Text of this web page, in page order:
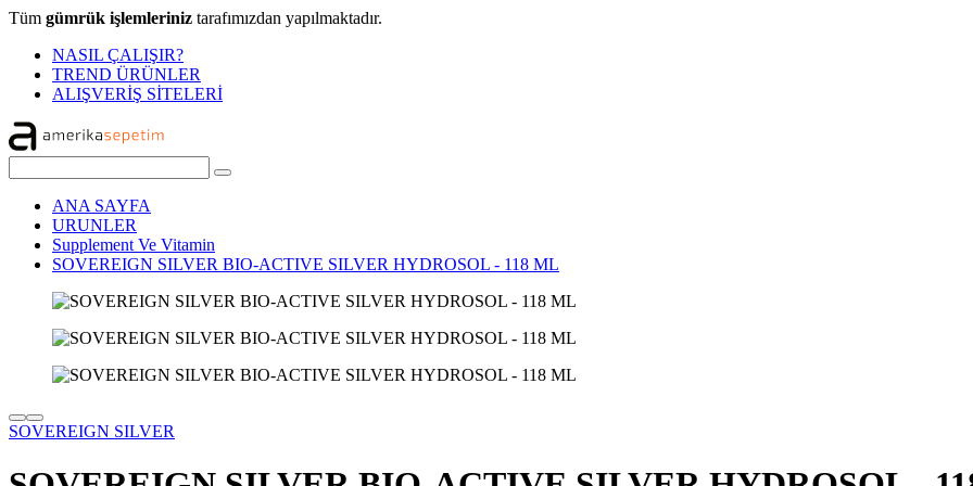
Tüm gümrük işlemleriniz tarafımızdan yapılmaktadır.
NASIL ÇALIŞIR?
TREND ÜRÜNLER
ALIŞVERİŞ SİTELERİ
ANA SAYFA
URUNLER
Supplement Ve Vitamin
SOVEREIGN SILVER BIO-ACTIVE SILVER HYDROSOL - 118 ML
SOVEREIGN SILVER